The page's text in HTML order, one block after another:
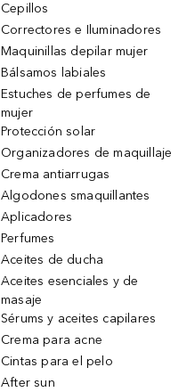
Cepillos
Correctores e Iluminadores
Maquinillas depilar mujer
Bálsamos labiales
Estuches de perfumes de
mujer
Protección solar
Organizadores de maquillaje
Crema antiarrugas
Algodones smaquillantes
Aplicadores
Perfumes
Aceites de ducha
Aceites esenciales y de
masaje
Sérums y aceites capilares
Crema para acne
Cintas para el pelo
After sun